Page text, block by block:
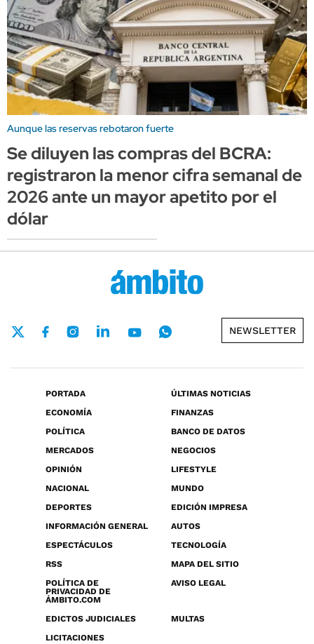
Aunque las reservas rebotaron fuerte
Se diluyen las compras del BCRA:
registraron la menor cifra semanal de
2026 ante un mayor apetito por el
dólar
NEWSLETTER
PORTADA
ÚLTIMAS NOTICIAS
ECONOMÍA
FINANZAS
POLÍTICA
BANCO DE DATOS
MERCADOS
NEGOCIOS
OPINIÓN
LIFESTYLE
NACIONAL
MUNDO
DEPORTES
EDICIÓN IMPRESA
INFORMACIÓN GENERAL
AUTOS
ESPECTÁCULOS
TECNOLOGÍA
RSS
MAPA DEL SITIO
POLÍTICA DE
PRIVACIDAD DE
ÁMBITO.COM
AVISO LEGAL
EDICTOS JUDICIALES
MULTAS
LICITACIONES